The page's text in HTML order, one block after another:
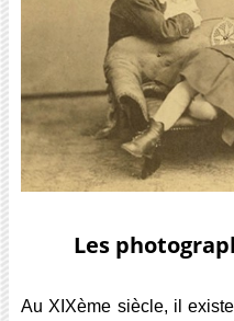
Les
Au XIXème siècle, il